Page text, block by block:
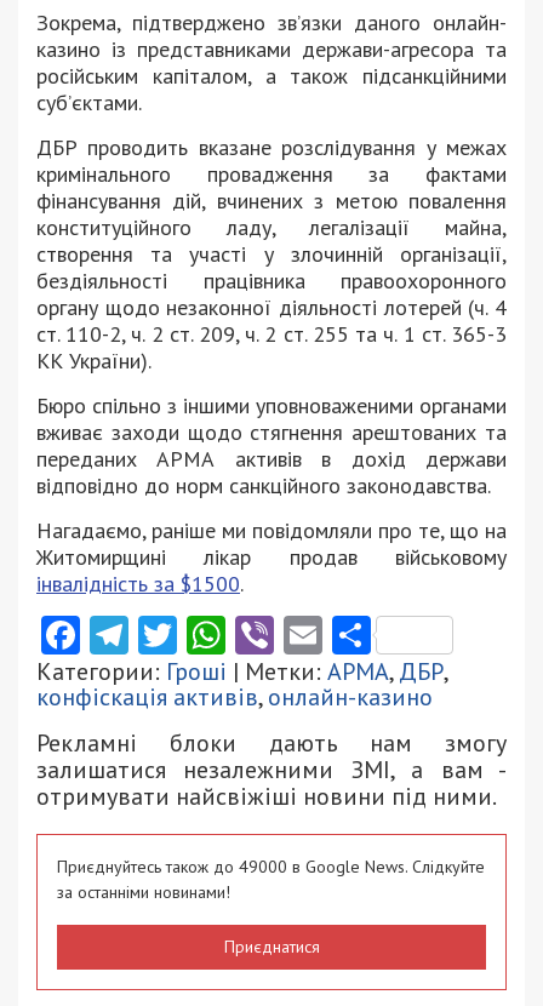
Зокрема, підтверджено зв’язки даного онлайн-
казино із представниками держави-агресора та
російським капіталом, а також підсанкційними
суб’єктами.
ДБР проводить вказане розслідування у межах
кримінального провадження за фактами
фінансування дій, вчинених з метою повалення
конституційного ладу, легалізації майна,
створення та участі у злочинній організації,
бездіяльності працівника правоохоронного
органу щодо незаконної діяльності лотерей (ч. 4
ст. 110-2, ч. 2 ст. 209, ч. 2 ст. 255 та ч. 1 ст. 365-3
КК України).
Бюро спільно з іншими уповноваженими органами
вживає заходи щодо стягнення арештованих та
переданих АРМА активів в дохід держави
відповідно до норм санкційного законодавства.
Нагадаємо, раніше ми повідомляли про те, що на
Житомирщині лікар продав військовому
інвалідність за $1500.
Facebook
Telegram
Twitter
WhatsApp
ViberEmail
Категории: Гроші | Метки: АРМА,ДБР,
конфіскація активів,онлайн-казино
Рекламні блоки дають нам змогу
залишатися незалежними ЗМІ, а вам -
отримувати найсвіжіші новини під ними.
Приєднуйтесь також до 49000 в Google News. Слідкуйте
за останніми новинами!
Приєднатися